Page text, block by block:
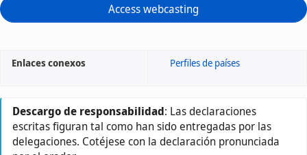
Access webcasting
Enlaces conexos Perfiles de países
Descargo de responsabilidad: Las declaraciones
escritas figuran tal como han sido entregadas por las
delegaciones. Cotéjese con la declaración pronunciada